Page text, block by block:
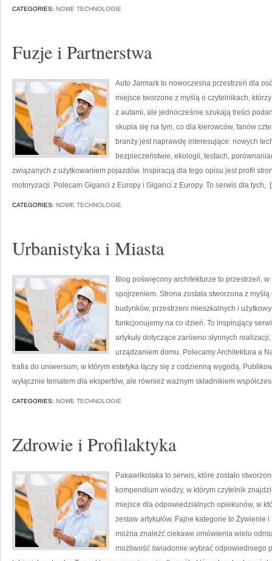
CATEGORIES: NOWE TECHNOLOGIE
Fuzje i Partnerstwa
Auto Jarmark to nowoczesna przestrzeń dla
miejsce tworzone z myślą o czytelnikach,
z autami, ale jednocześnie szukają treści
skupia się na tym, co dla kierowców, fanów
branży jest naprawdę interesujące: nowych
bezpieczeństwie, ekologii, testach,
związanych z użytkowaniem pojazdów. Inspiracją dla tego opisu jest profil
motoryzacji. Polecam Giganci z Europy i Giganci z Europy. To serwis dla tych,
CATEGORIES: NOWE TECHNOLOGIE
Urbanistyka i Miasta
Blog poświęcony architekturze to przestrzeń,
spojrzeniem. Strona została stworzona z
budynków, przestrzeni mieszkalnych i
funkcjonujemy na co dzień. To inspirujący
artykuły dotyczące zarówno słynnych
urządzaniem domu. Polecamy Architektura a
trafia do uniwersum, w którym estetyka łączy się z codzienną wygodą.
wyłącznie tematem dla ekspertów, ale również ważnym składnikiem
CATEGORIES: NOWE TECHNOLOGIE
Zdrowie i Profilaktyka
Pakawilkolaka to serwis, które zostało
kompendium wiedzy, w którym czytelnik
miejsce dla odpowiedzialnych opiekunów, w
zestaw artykułów. Fajne kategorie to Żywienie
można znaleźć ciekawe omówienia wielu
możliwość świadomie wybrać odpowiedniego